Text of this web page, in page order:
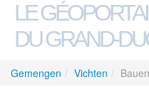
LE
DU GRAND-
Gemengen / Vichten /